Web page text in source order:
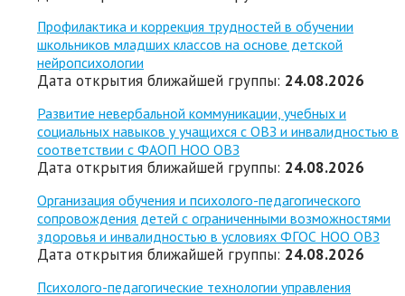
Профилактика и коррекция трудностей в обучении
школьников младших классов на основе детской
нейропсихологии
Дата открытия ближайшей группы: 24.08.2026
Развитие невербальной коммуникации, учебных и
социальных навыков у учащихся с ОВЗ и инвалидностью в
соответствии с ФАОП НОО ОВЗ
Дата открытия ближайшей группы: 24.08.2026
Организация обучения и психолого-педагогического
сопровождения детей с ограниченными возможностями
здоровья и инвалидностью в условиях ФГОС НОО ОВЗ
Дата открытия ближайшей группы: 24.08.2026
Психолого-педагогические технологии управления